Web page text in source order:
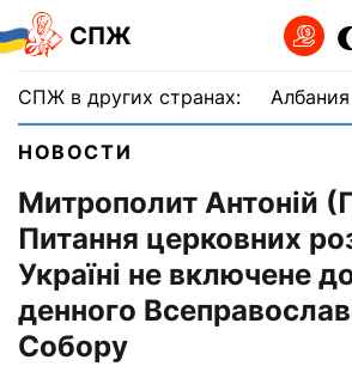
СПЖ
СПЖ в других странах: Албания
НОВОСТИ
Митрополит Антоній
Питання церковних
Україні не включене
денного
Собору